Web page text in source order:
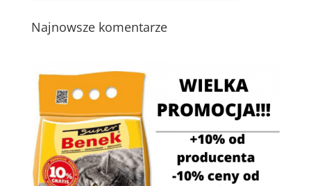
Najnowsze komentarze